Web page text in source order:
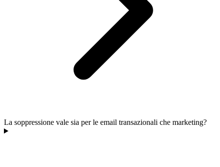
La soppressione vale sia per le email transazionali che marketing?